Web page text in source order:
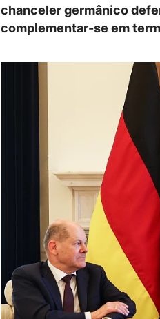
chanceler germânico
complementar-se em